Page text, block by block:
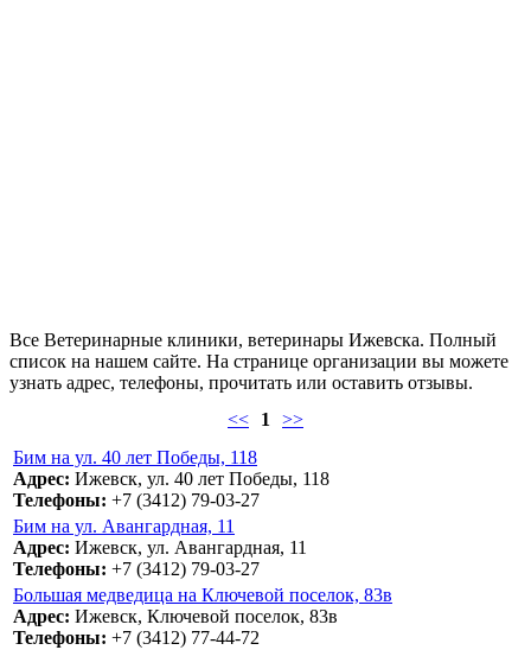
Все Ветеринарные клиники, ветеринары Ижевска. Полный
список на нашем сайте. На странице организации вы можете
узнать адрес, телефоны, прочитать или оставить отзывы.
<<
1 >>
Бим на ул. 40 лет Победы, 118
Адрес: Ижевск, ул. 40 лет Победы, 118
Телефоны: +7 (3412) 79-03-27
Бим на ул. Авангардная, 11
Адрес: Ижевск, ул. Авангардная, 11
Телефоны: +7 (3412) 79-03-27
Большая медведица на Ключевой поселок, 83в
Адрес: Ижевск, Ключевой поселок, 83в
Телефоны: +7 (3412) 77-44-72